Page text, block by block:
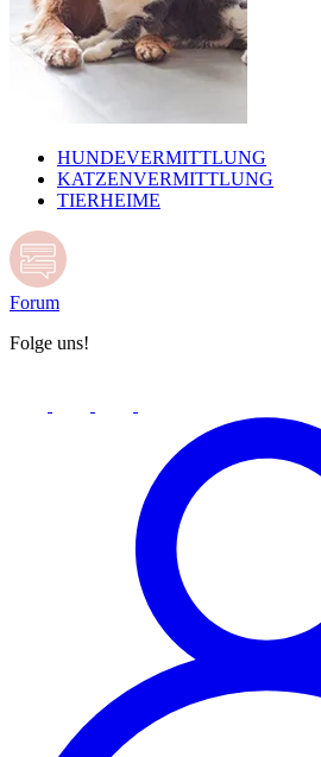
HUNDEVERMITTLUNG
KATZENVERMITTLUNG
TIERHEIME
Forum
Folge uns!